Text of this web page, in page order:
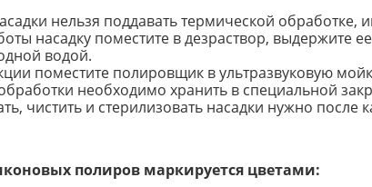
нельзя поддавать термической
насадку поместите в дезраствор,
водой.
поместите полировщик в ультразвуковую
необходимо хранить в специальной
чистить и стерилизовать насадки нужно после
полиров маркируется цветами: